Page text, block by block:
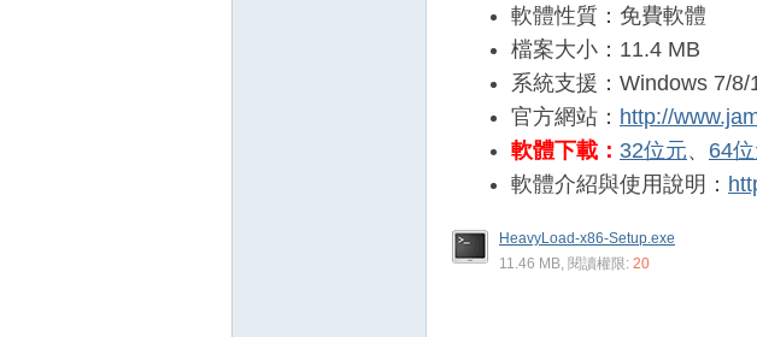
軟體性質：免費軟體
檔案大小：11.4 MB
系統支援：Windows 7/8/
官方網站： http://
軟體下載： 32位元、 64
軟體介紹與使用說明：
HeavyLoad-x86-Setup.exe
11.46 MB, 閱讀權限: 20